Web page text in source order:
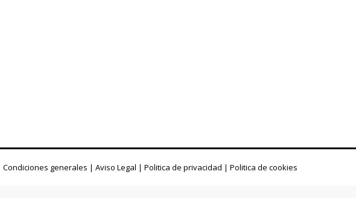
Condiciones generales | Aviso Legal | Politica de privacidad | Politica de cookies